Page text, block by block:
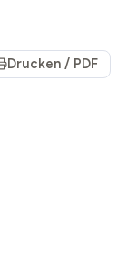
Drucken / PDF